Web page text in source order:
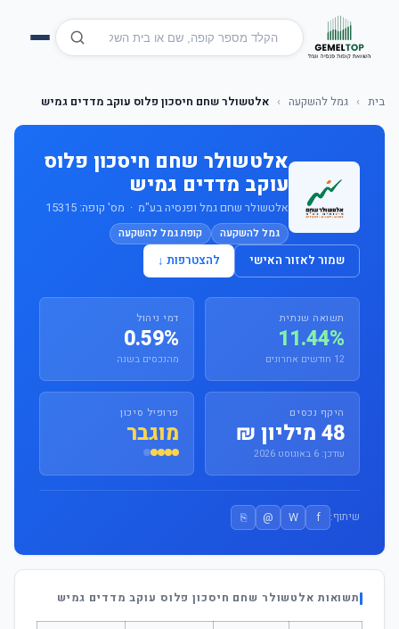
בית › גמל להשקעה › אלטשולר שחם חיסכון פלוס עוקב מדדים גמיש
אלטשולר שחם חיסכון פלוס
עוקב מדדים גמיש
אלטשולר שחם גמל ופנסיה בע"מ · מס' קופה: 15315
גמל להשקעה קופת גמל להשקעה
שמור לאזור האישי להצטרפות ↓
תשואה שנתית
11.44%
12 חודשים אחרונים
דמי ניהול
0.59%
מהנכסים בשנה
היקף נכסים
48 מיליון ₪
עודכן: 6 באוגוסט 2026
פרופיל סיכון
מוגבר
שיתוף: f
W
@
⎘
תשואות אלטשולר שחם חיסכון פלוס עוקב מדדים גמיש